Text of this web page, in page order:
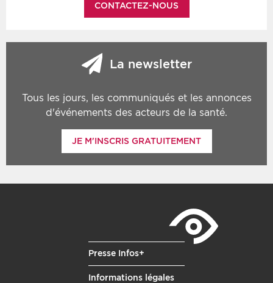
CONTACTEZ-NOUS
La newsletter
Tous les jours, les communiqués et les annonces
d'événements des acteurs de la santé.
JE M'INSCRIS GRATUITEMENT
Presse Infos+
Informations légales